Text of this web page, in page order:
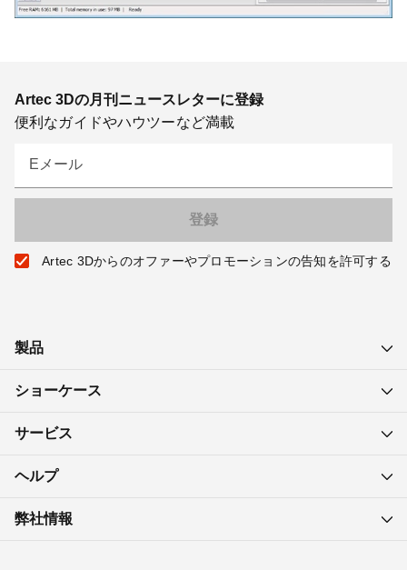
Artec 3Dの月刊ニュースレターに登録
便利なガイドやハウツーなど満載
Eメール
Artec 3Dからのオファーやプロモーションの告知を許可する
製品
ショーケース
サービス
ヘルプ
弊社情報